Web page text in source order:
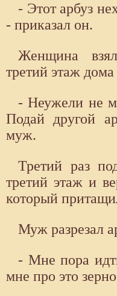
- Этот арбуз
- приказал он.
Женщина
третий этаж
- Неужели не
Подай другой
муж.
Третий раз
третий этаж и
который
Муж разрезал
- Мне пора
мне про это